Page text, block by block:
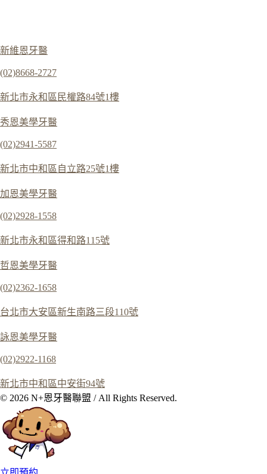
新維恩牙醫
(02)8668-2727
新北市永和區民權路84號1樓
秀恩美學牙醫
(02)2941-5587
新北市中和區自立路25號1樓
加恩美學牙醫
(02)2928-1558
新北市永和區得和路115號
哲恩美學牙醫
(02)2362-1658
台北市大安區新生南路三段110號
詠恩美學牙醫
(02)2922-1168
新北市中和區中安街94號
© 2026 N+恩牙醫聯盟 / All Rights Reserved.